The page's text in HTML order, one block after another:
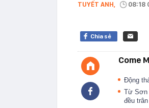
TUYẾT ANH, 08:18
Chia sẻ
Come
Động
Từ Sơn
đều